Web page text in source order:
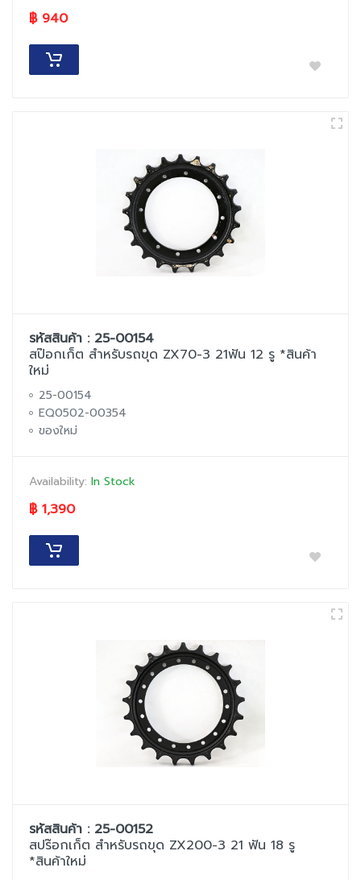
฿ 940
รหัสสินค้า : 25-00154
สป๊อกเก็ต สำหรับรถขุด ZX70-3 21ฟัน 12 รู *สินค้า
ใหม่
25-00154
EQ0502-00354
ของใหม่
Availability: In Stock
฿ 1,390
รหัสสินค้า : 25-00152
สปร๊อกเก็ต สำหรับรถขุด ZX200-3 21 ฟัน 18 รู
*สินค้าใหม่